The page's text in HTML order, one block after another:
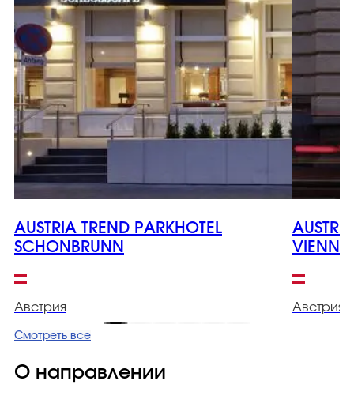
AUSTRIA TREND PARKHOTEL
SCHONBRUNN
Австрия
VIENNA
Австрия
Смотреть все
О направлении